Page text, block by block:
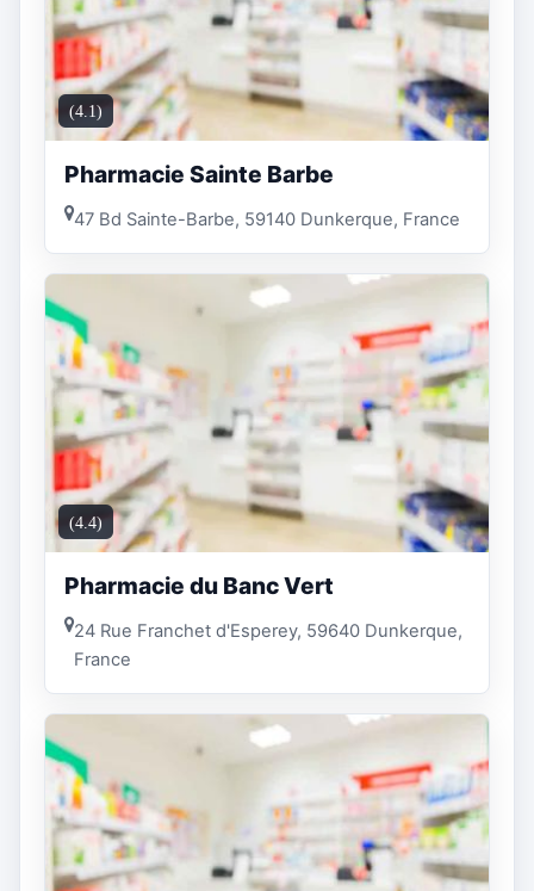
(4.1)
Pharmacie Sainte Barbe
47 Bd Sainte-Barbe, 59140 Dunkerque, France
(4.4)
Pharmacie du Banc Vert
24 Rue Franchet d'Esperey, 59640 Dunkerque,
France